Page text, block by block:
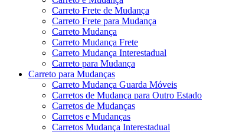
Carreto Frete de Mudança
Carreto Frete para Mudança
Carreto Mudança
Carreto Mudança Frete
Carreto Mudança Interestadual
Carreto para Mudança
Carreto para Mudanças
Carreto Mudança Guarda Móveis
Carretos de Mudança para Outro Estado
Carretos de Mudanças
Carretos e Mudanças
Carretos Mudança Interestadual